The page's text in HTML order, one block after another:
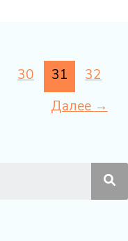
30 31
32
Далее →